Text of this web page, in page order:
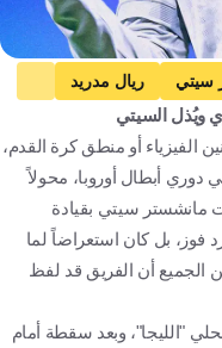
سيتي
ريال مدريد
ألفارو أربيلوا
إنجلترا
أورغواي
ويُذل السيتي
الفيزياء أو منطق كرة القدم،
دوري أبطال أوروبا، محولاً
مانشستر سيتي بقيادة
فوز، بل كان استعراضاً لما
الجميع أن الفريق قد لفظ
"الليجا"، وبعد سقطة أمام